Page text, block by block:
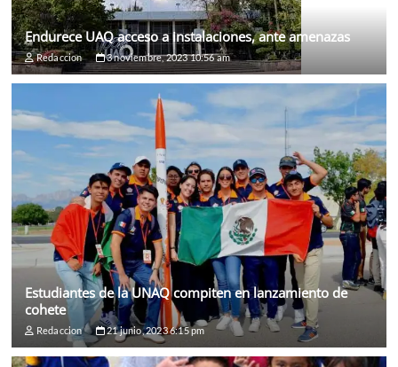
Endurece UAQ acceso a instalaciones, ante amenazas
Redaccion 3 noviembre, 2023 10:56 am
Estudiantes de la UNAQ compiten en lanzamiento de
cohete
Redaccion 21 junio, 2023 6:15 pm